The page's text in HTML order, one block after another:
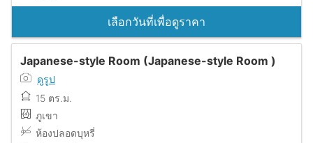
เลือกวันที่เพื่อดูราคา
Japanese-style Room (Japanese-style Room )
ดูรูป
15 ตร.ม.
ภูเขา
ห้องปลอดบุหรี่